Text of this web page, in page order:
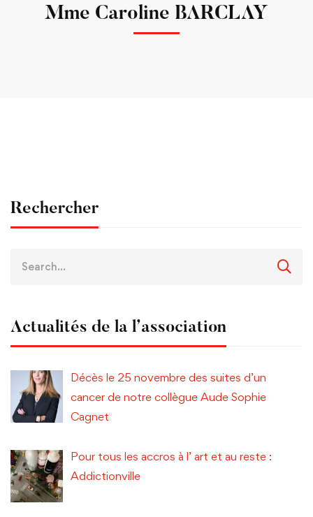
Mme Caroline BARCLAY
Rechercher
Actualités de la l’association
Décès le 25 novembre des suites d’un
cancer de notre collègue Aude Sophie
Cagnet
Pour tous les accros à l’ art et au reste :
Addictionville